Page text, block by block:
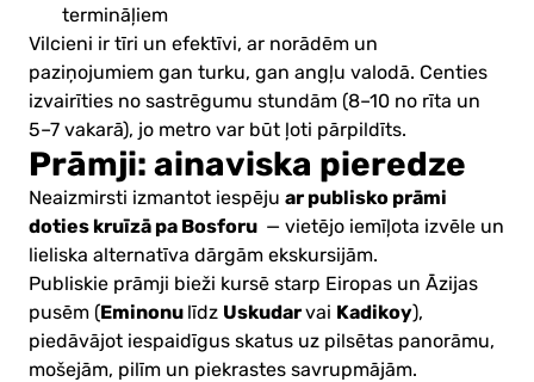
termināļiem
Vilcieni ir tīri un efektīvi, ar norādēm un
paziņojumiem gan turku, gan angļu valodā. Centies
izvairīties no sastrēgumu stundām (8–10 no rīta un
5–7 vakarā), jo metro var būt ļoti pārpildīts.
Prāmji: ainaviska pieredze
Neaizmirsti izmantot iespēju ar publisko prāmi
doties kruīzā pa Bosforu — vietējo iemīļota izvēle un
lieliska alternatīva dārgām ekskursijām.
Publiskie prāmji bieži kursē starp Eiropas un Āzijas
pusēm (Eminonu līdz Uskudarvai Kadikoy),
piedāvājot iespaidīgus skatus uz pilsētas panorāmu,
mošejām, pilīm un piekrastes savrupmājām.